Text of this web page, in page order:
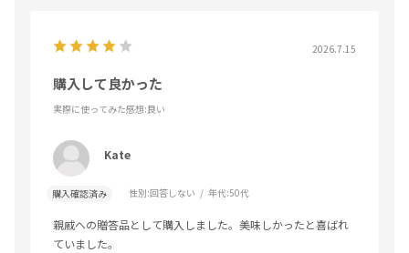
2026.7.15
購入して良かった
実際に使ってみた感想:良い
Kate
購入確認済み 性別:回答しない 年代:50代
親戚への贈答品として購入しました。美味しかったと喜ばれ
ていました。